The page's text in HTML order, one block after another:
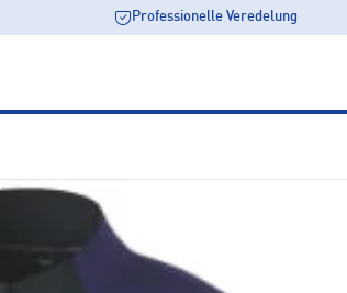
Professionelle Veredelung